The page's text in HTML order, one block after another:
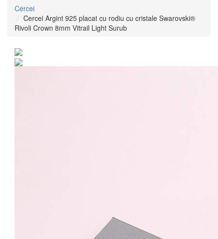
Cercei
Cercei Argint 925 placat cu rodiu cu cristale Swarovski®
Rivoli Crown 8mm Vitrail Light Surub
cu rodiu cu cristale
Swarovski® Rivoli Crown